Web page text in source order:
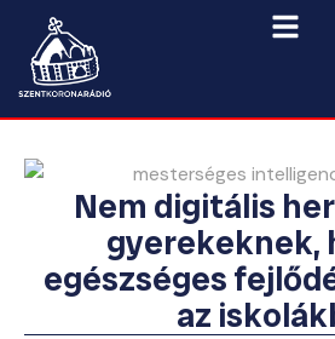
Nem digitális
gyerekeknek,
egészséges
az